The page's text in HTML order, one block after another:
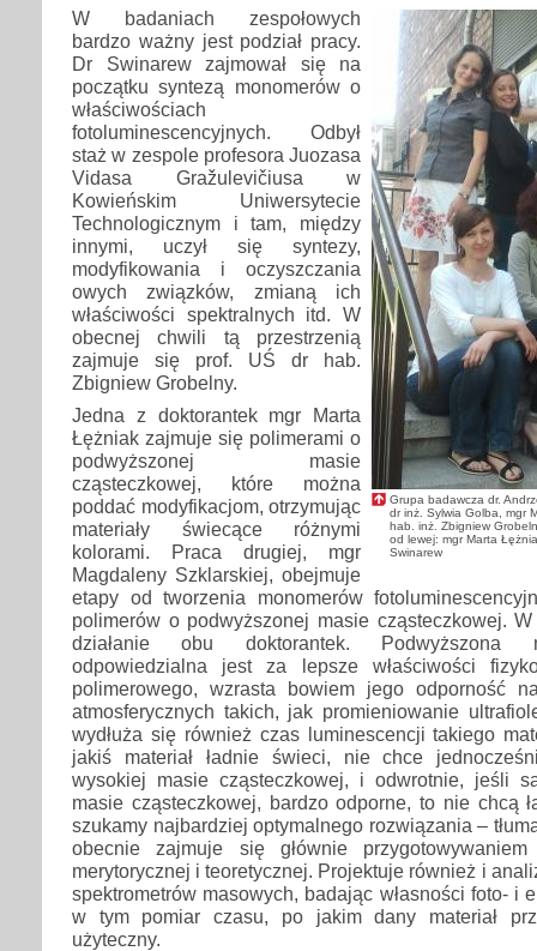
Grupa badawcza dr.
dr inż. Sylwia Golba, mgr
hab. inż. Zbigniew
od lewej: mgr Marta
Swinarew
W badaniach zespołowych
bardzo ważny jest podział pracy.
Dr Swinarew zajmował się na
początku syntezą monomerów o
właściwościach
fotoluminescencyjnych. Odbył
staż w zespole profesora Juozasa
Vidasa Gražulevičiusa w
Kowieńskim Uniwersytecie
Technologicznym i tam, między
innymi, uczył się syntezy,
modyfikowania i oczyszczania
owych związków, zmianą ich
właściwości spektralnych itd. W
obecnej chwili tą przestrzenią
zajmuje się prof. UŚ dr hab.
Zbigniew Grobelny.
Jedna z doktorantek mgr Marta
Łężniak zajmuje się polimerami o
podwyższonej masie
cząsteczkowej, które można
poddać modyfikacjom, otrzymując
materiały świecące różnymi
kolorami. Praca drugiej, mgr
Magdaleny Szklarskiej, obejmuje
etapy od tworzenia monomerów
polimerów o podwyższonej masie cząsteczkowej.
działanie obu doktorantek. Podwyższona
odpowiedzialna jest za lepsze właściwości
polimerowego, wzrasta bowiem jego odporność
atmosferycznych takich, jak promieniowanie
wydłuża się również czas luminescencji takiego
jakiś materiał ładnie świeci, nie chce
wysokiej masie cząsteczkowej, i odwrotnie, jeśli
masie cząsteczkowej, bardzo odporne, to nie chcą
szukamy najbardziej optymalnego rozwiązania –
obecnie zajmuje się głównie
merytorycznej i teoretycznej. Projektuje również i
spektrometrów masowych, badając własności foto- i
w tym pomiar czasu, po jakim dany materiał
użyteczny.